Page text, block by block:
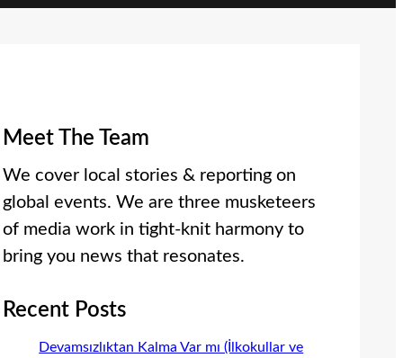
Meet The Team
We cover local stories & reporting on
global events. We are three musketeers
of media work in tight-knit harmony to
bring you news that resonates.
Recent Posts
Devamsızlıktan Kalma Var mı (İlkokullar ve